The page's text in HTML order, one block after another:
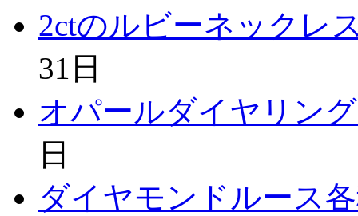
2ctのルビーネックレ
31日
オパールダイヤリン
日
ダイヤモンドルース